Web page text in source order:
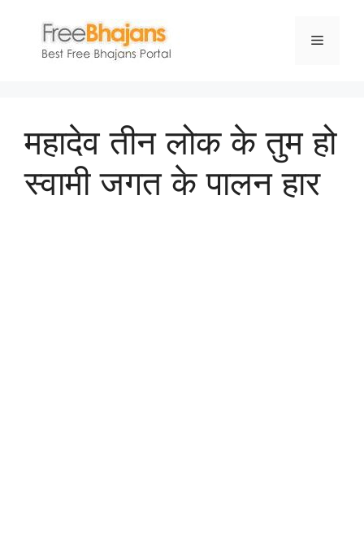
content
Menu
महादेव तीन लोक के तुम हो
स्वामी जगत के पालन हार